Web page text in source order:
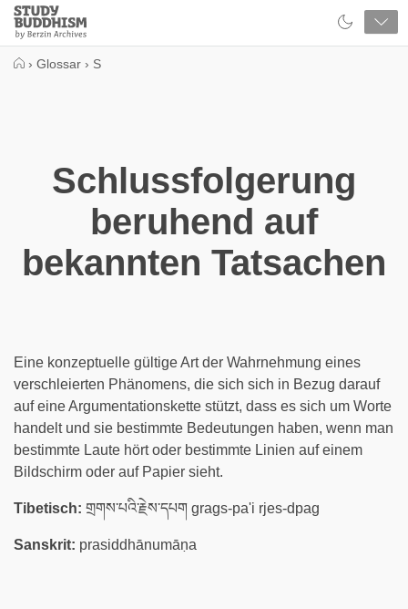
Close
Study
Buddhism
› Glossar › S
Schlussfolgerung
beruhend auf
bekannten Tatsachen
Eine konzeptuelle gültige Art der Wahrnehmung eines
verschleierten Phänomens, die sich sich in Bezug darauf
auf eine Argumentationskette stützt, dass es sich um Worte
handelt und sie bestimmte Bedeutungen haben, wenn man
bestimmte Laute hört oder bestimmte Linien auf einem
Bildschirm oder auf Papier sieht.
Tibetisch: གྲགས་པའི་རྗེས་དཔག grags-pa'i rjes-dpag
Sanskrit: prasiddhānumāṇa